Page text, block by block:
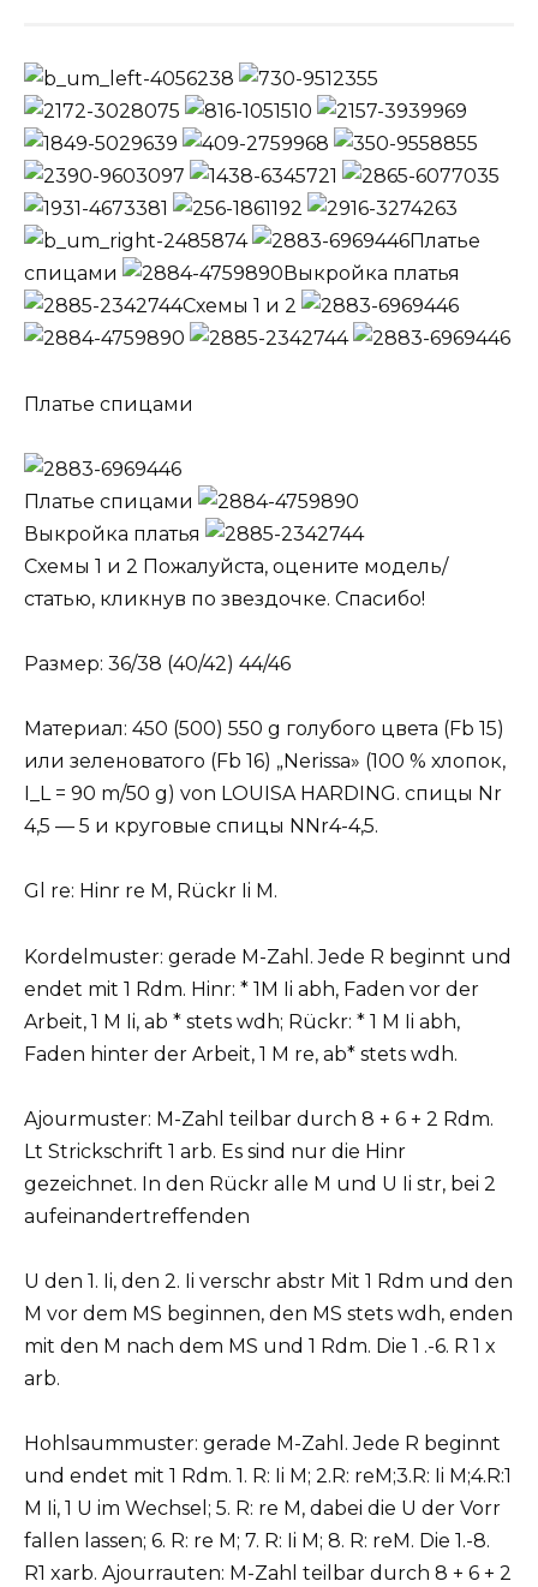
Платье
спицами
Выкройка платья
Схемы 1 и 2
Платье спицами
Платье спицами
Выкройка платья
Схемы 1 и 2 Пожалуйста, оцените модель/
статью, кликнув по звездочке. Спасибо!
Размер: 36/38 (40/42) 44/46
Материал: 450 (500) 550 g голубого цвета (Fb 15)
или зеленоватого (Fb 16) „Nerissa» (100 % хлопок,
I_L = 90 m/50 g) von LOUISA HARDING. спицы Nr
4,5 — 5 и круговые спицы NNr4-4,5.
Gl re: Hinr re M, Rückr Ii M.
Kordelmuster: gerade M-Zahl. Jede R beginnt und
endet mit 1 Rdm. Hinr: * 1M Ii abh, Faden vor der
Arbeit, 1 M Ii, ab * stets wdh; Rückr: * 1 M Ii abh,
Faden hinter der Arbeit, 1 M re, ab* stets wdh.
Ajourmuster: M-Zahl teilbar durch 8 + 6 + 2 Rdm.
Lt Strickschrift 1 arb. Es sind nur die Hinr
gezeichnet. In den Rückr alle M und U Ii str, bei 2
aufeinandertreffenden
U den 1. Ii, den 2. Ii verschr abstr Mit 1 Rdm und den
M vor dem MS beginnen, den MS stets wdh, enden
mit den M nach dem MS und 1 Rdm. Die 1 .-6. R 1 x
arb.
Hohlsaummuster: gerade M-Zahl. Jede R beginnt
und endet mit 1 Rdm. 1. R: Ii M; 2.R: reM;3.R: Ii M;4.R:1
M Ii, 1 U im Wechsel; 5. R: re M, dabei die U der Vorr
fallen lassen; 6. R: re M; 7. R: Ii M; 8. R: reM. Die 1.-8.
R1 xarb. Ajourrauten: M-Zahl teilbar durch 8 + 6 + 2